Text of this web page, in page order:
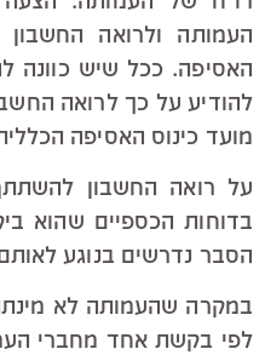
האסיפה. ככל שיש כוונה
מועד כינוס האסיפה
על רואה החשבון
בדוחות הכספיים שהוא
הסבר נדרשים בנוגע
במקרה שהעמותה לא
לפי בקשת אחד מחברי